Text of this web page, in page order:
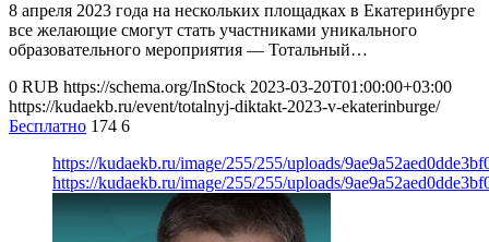
8 апреля 2023 года на нескольких площадках в Екатеринбурге
все желающие смогут стать участниками уникального
образовательного мероприятия — Тотальный…
0 RUB https://schema.org/InStock 2023-03-20T01:00:00+03:00
https://kudaekb.ru/event/totalnyj-diktakt-2023-v-ekaterinburge/
Бесплатно 174 6
https://kudaekb.ru/image/255/255/uploads/
https://kudaekb.ru/image/255/255/uploads/